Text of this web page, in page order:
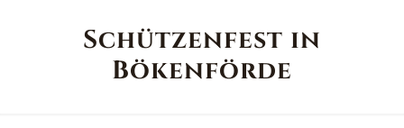
Schützenfest in
Bökenförde